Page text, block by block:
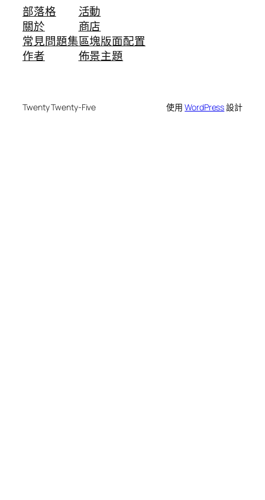
部落格
關於
常見問題集
作者
活動
商店
區塊版面配置
佈景主題
Twenty Twenty-Five 使用WordPress設計